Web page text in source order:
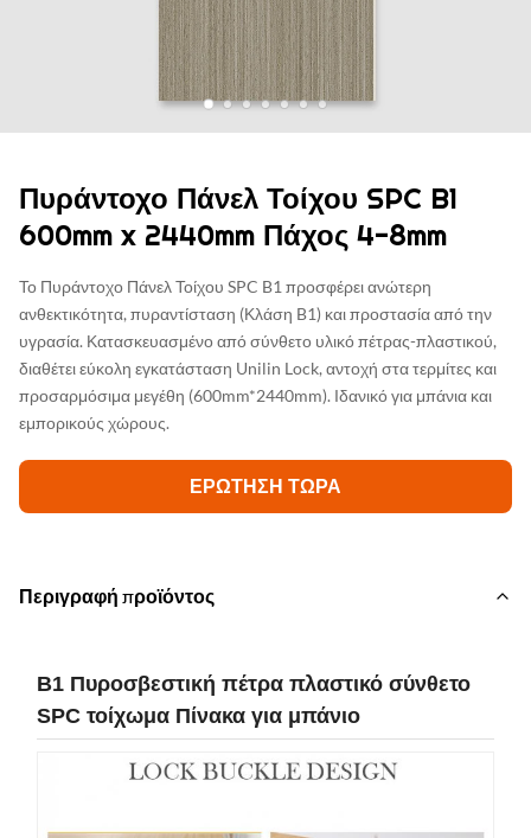
Πυράντοχο Πάνελ Τοίχου SPC B1
600mm x 2440mm Πάχος 4-8mm
Το Πυράντοχο Πάνελ Τοίχου SPC B1 προσφέρει ανώτερη
ανθεκτικότητα, πυραντίσταση (Κλάση B1) και προστασία από την
υγρασία. Κατασκευασμένο από σύνθετο υλικό πέτρας-πλαστικού,
διαθέτει εύκολη εγκατάσταση Unilin Lock, αντοχή στα τερμίτες και
προσαρμόσιμα μεγέθη (600mm*2440mm). Ιδανικό για μπάνια και
εμπορικούς χώρους.
ΕΡΏΤΗΣΗ ΤΏΡΑ
Περιγραφή προϊόντος
Β1 Πυροσβεστική πέτρα πλαστικό σύνθετο
SPC τοίχωμα Πίνακα για μπάνιο